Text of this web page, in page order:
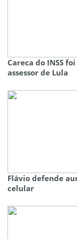
Careca do INSS
assessor de Lula
Flávio defende
celular